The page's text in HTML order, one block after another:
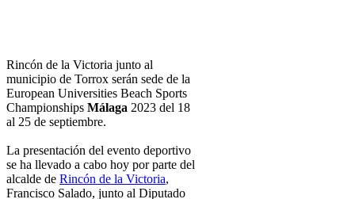
Rincón de la Victoria junto al
municipio de Torrox serán sede de la
European Universities Beach Sports
Championships Málaga 2023 del 18
al 25 de septiembre.
La presentación del evento deportivo
se ha llevado a cabo hoy por parte del
alcalde de Rincón de la Victoria,
Francisco Salado, junto al Diputado